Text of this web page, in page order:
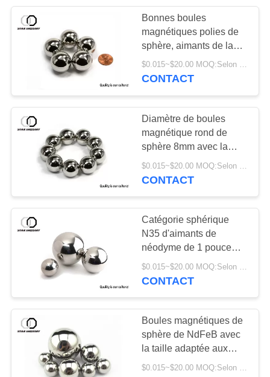
Aimants
permanents
27
Aimants adaptés
aux besoins du
client
aimants à hautes
températures
20
Bonnes boules
magnétiques polies de
sphère, aimants de la
sphère N52 10mm pour
la vidéo
$0.015~$20.00 MOQ:Selon le diamètre de sphère, enduit extérieur et le paquet
CONTACT
Diamètre de boules
magnétique rond de
sphère 8mm avec la
surface colorée de
revêtement de Ni
CONTACT
Catégorie sphérique
N35 d'aimants de
néodyme de 1 pouce
avec la certification de
RoHS
$0.015~$20.00 MOQ:Selon le diamètre de sphère, plaqué et l'emballage
CONTACT
Boules magnétiques de
sphère de NdFeB avec
la taille adaptée aux
besoins du client par
$0.015~$20.00 MOQ:Selon le diamètre, l'électrodéposition et l'emballage de sphère